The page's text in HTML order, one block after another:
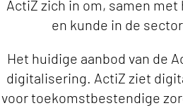
ActiZ zich in om, samen
en kunde in de
Het huidige aanbod van de
digitalisering. ActiZ ziet
voor toekomstbestendige